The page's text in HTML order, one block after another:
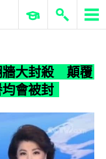
ERP 與商業 AI
牆大封殺 顛覆
會被封